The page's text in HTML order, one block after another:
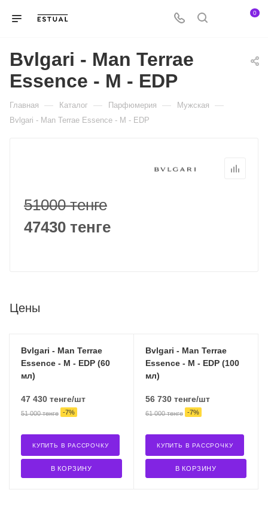
0
Bvlgari - Man Terrae
Essence - M - EDP
Главная — Каталог — Парфюмерия — Мужская —
Bvlgari - Man Terrae Essence - M - EDP
51000 тенге
47430 тенге
Цены
Bvlgari - Man Terrae
Essence - M - EDP (60
мл)
47 430 тенге/шт
51 000тенге -7%
В КОРЗИНУ
КУПИТЬ В РАССРОЧКУ
Bvlgari - Man Terrae
Essence - M - EDP (100
мл)
56 730 тенге/шт
61 000тенге -7%
В КОРЗИНУ
КУПИТЬ В РАССРОЧКУ